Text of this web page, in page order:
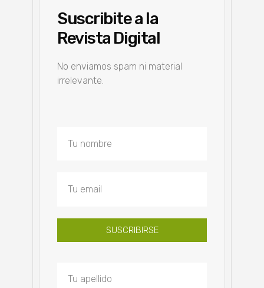
Suscribite a la
Revista Digital
No enviamos spam ni material
irrelevante.
SUSCRIBIRSE